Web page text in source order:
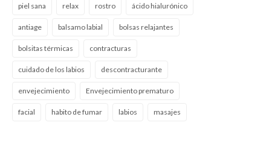
piel sana relax rostro ácido hialurónico
antiage balsamo labial bolsas relajantes
bolsitas térmicas contracturas
cuidado de los labios descontracturante
envejecimiento Envejecimiento prematuro
facial habito de fumar labios masajes